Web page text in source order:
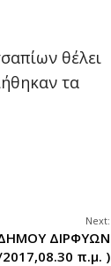
θέλει
τα
Next:
ΔΙΡΦΥΩΝ
π.μ. )